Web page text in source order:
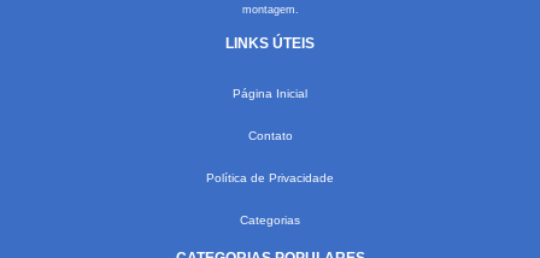
montagem.
LINKS ÚTEIS
Página Inicial
Contato
Política de Privacidade
Categorias